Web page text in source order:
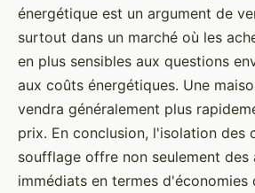
énergétique est un argument de
surtout dans un marché où les
en plus sensibles aux questions
aux coûts énergétiques. Une
vendra généralement plus
prix. En conclusion, l'isolation des
soufflage offre non seulement des
immédiats en termes d'économies